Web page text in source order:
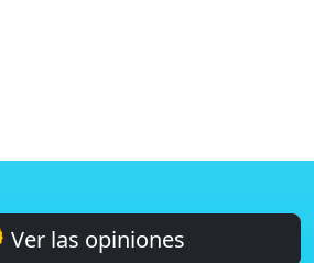
las opiniones